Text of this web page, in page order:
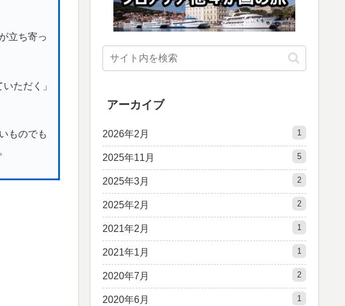
立ち寄っ
ただく」
ものでも
アーカイブ
2026年2月 1
2025年11月 5
2025年3月 2
2025年2月 2
2021年2月 1
2021年1月 1
2020年7月 2
2020年6月 1